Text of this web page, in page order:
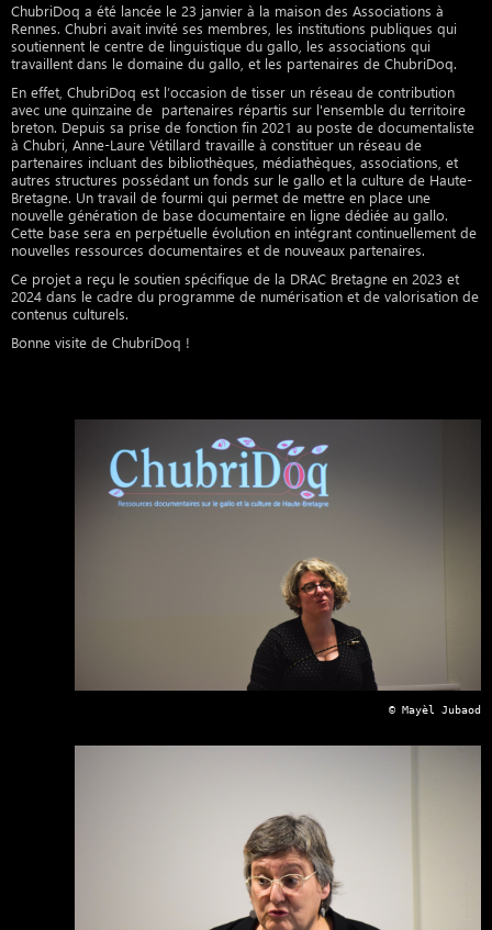
ChubriDoq a été lancée le 23 janvier à la maison des Associations à
Rennes. Chubri avait invité ses membres, les institutions publiques qui
soutiennent le centre de linguistique du gallo, les associations qui
travaillent dans le domaine du gallo, et les partenaires de ChubriDoq.
En effet, ChubriDoq est l’occasion de tisser un réseau de contribution
avec une quinzaine de partenaires répartis sur l'ensemble du territoire
breton. Depuis sa prise de fonction fin 2021 au poste de documentaliste
à Chubri, Anne-Laure Vétillard travaille à constituer un réseau de
partenaires incluant des bibliothèques, médiathèques, associations, et
autres structures possédant un fonds sur le gallo et la culture de Haute-
Bretagne. Un travail de fourmi qui permet de mettre en place une
nouvelle génération de base documentaire en ligne dédiée au gallo.
Cette base sera en perpétuelle évolution en intégrant continuellement de
nouvelles ressources documentaires et de nouveaux partenaires.
Ce projet a reçu le soutien spécifique de la DRAC Bretagne en 2023 et
2024 dans le cadre du programme de numérisation et de valorisation de
contenus culturels.
Bonne visite de ChubriDoq !
© Mayèl Jubaod